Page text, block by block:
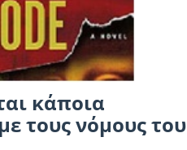
κάποια
τους νόμους του